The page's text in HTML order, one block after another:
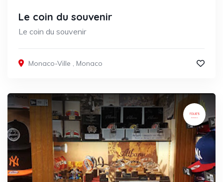
Le coin du souvenir
Le coin du souvenir
Monaco-Ville , Monaco